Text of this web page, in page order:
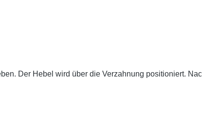
Der Hebel wird über die Verzahnung positioniert.